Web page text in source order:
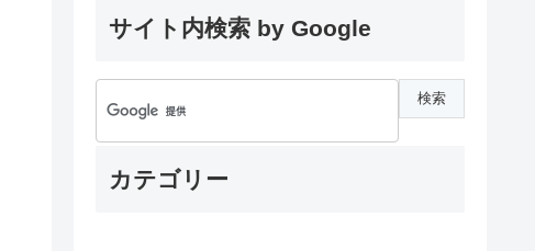
サイト内検索 by Google
カテゴリー